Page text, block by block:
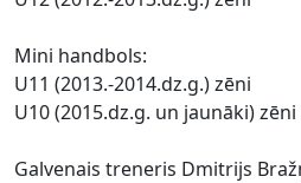
Mini handbols:
U11 (2013.-2014.dz.g.) zēni
U10 (2015.dz.g. un jaunāki) zēni
Galvenais treneris Dmitrijs